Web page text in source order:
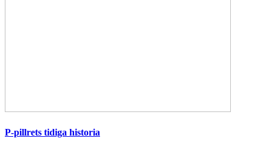
P-pillrets tidiga historia